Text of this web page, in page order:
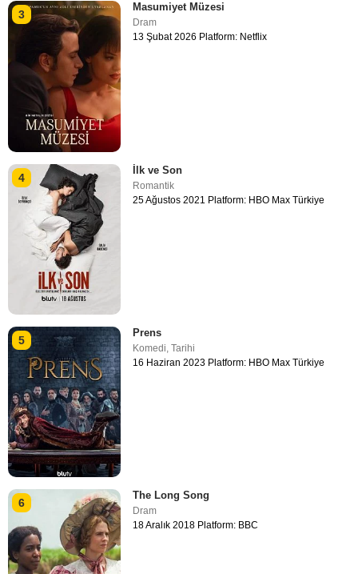
3
Masumiyet Müzesi
Dram
13 Şubat 2026 Platform: Netflix
4
İlk ve Son
Romantik
25 Ağustos 2021 Platform: HBO Max Türkiye
5
Prens
Komedi,Tarihi
16 Haziran 2023 Platform: HBO Max Türkiye
6
The Long Song
Dram
18 Aralık 2018 Platform: BBC